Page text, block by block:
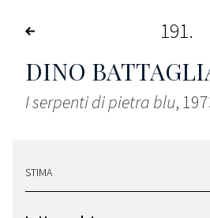
191
DINO
I serpenti di pietra blu,
STIMA